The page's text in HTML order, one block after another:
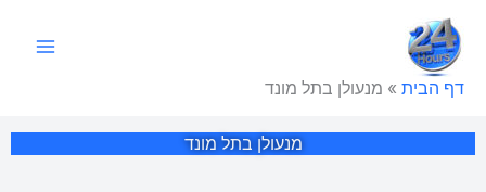
לתוכן
דף הבית » מנעולן בתל מונד
מנעולן בתל מונד